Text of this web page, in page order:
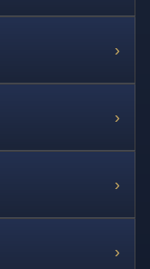
›
›
›
›